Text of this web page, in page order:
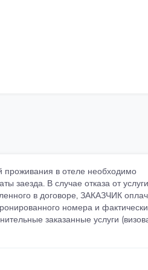
в отеле необходимо
заезда. В случае отказа от услуги
в договоре, ЗАКАЗЧИК
номера и
заказанные услуги